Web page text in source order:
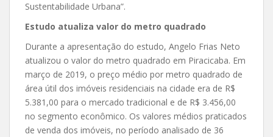
Sustentabilidade Urbana”.
Estudo atualiza valor do metro quadrado
Durante a apresentação do estudo, Angelo Frias Neto
atualizou o valor do metro quadrado em Piracicaba. Em
março de 2019, o preço médio por metro quadrado de
área útil dos imóveis residenciais na cidade era de R$
5.381,00 para o mercado tradicional e de R$ 3.456,00
no segmento econômico. Os valores médios praticados
de venda dos imóveis, no período analisado de 36